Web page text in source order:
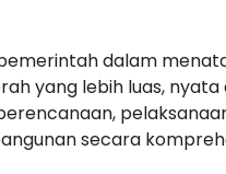
dalam
yang lebih luas, nyata
secara